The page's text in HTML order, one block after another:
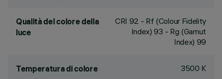
Qualità del colore della
luce
CRI 92 - Rf (Colour Fidelity
Index) 93 - Rg (Gamut
Index) 99
Temperatura di colore 3500 K